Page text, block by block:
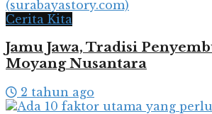
Cerita Kita
Jamu Jawa, Tradisi
Moyang Nusantara
2 tahun ago